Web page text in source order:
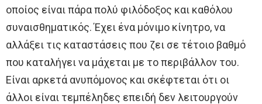
οποίος είναι πάρα πολύ φιλόδοξος και καθόλου
συναισθηματικός. Έχει ένα μόνιμο κίνητρο, να
αλλάξει τις καταστάσεις που ζει σε τέτοιο βαθμό
που καταλήγει να μάχεται με το περιβάλλον του.
Είναι αρκετά ανυπόμονος και σκέφτεται ότι οι
άλλοι είναι τεμπέληδες επειδή δεν λειτουργούν